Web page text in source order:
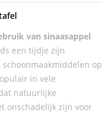
van sinaasappel
een tijdje zijn
op
in vele
natuurlijke
onschadelijk zijn voor